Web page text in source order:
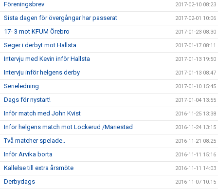
Föreningsbrev 2017-02-10 08:23
Sista dagen för övergångar har passerat 2017-02-01 10:06
17- 3 mot KFUM Örebro 2017-01-23 08:30
Seger i derbyt mot Hallsta 2017-01-17 08:11
Intervju med Kevin inför Hallsta 2017-01-13 19:50
Intervju inför helgens derby 2017-01-13 08:47
Serieledning 2017-01-10 15:45
Dags för nystart! 2017-01-04 13:55
Inför match med John Kvist 2016-11-25 13:38
Inför helgens match mot Lockerud /Mariestad 2016-11-24 13:15
Två matcher spelade.. 2016-11-21 08:25
Inför Arvika borta 2016-11-11 15:16
Kallelse till extra årsmöte 2016-11-11 14:03
Derbydags 2016-11-07 10:15